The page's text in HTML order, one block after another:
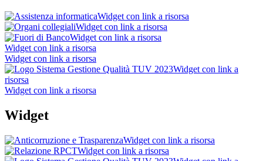
Widget con link a risorsa
Widget con link a risorsa
Widget con link a risorsa
Widget con link a risorsa
Widget con link a risorsa
Widget con link a
risorsa
Widget con link a risorsa
Widget
Widget con link a risorsa
Widget con link a risorsa